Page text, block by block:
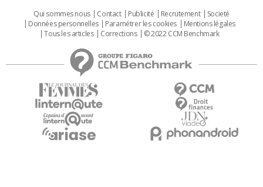
Qui sommes nous Contact Publicité Recrutement
Societé
Données personnelles
Paramétrer les cookies
Mentions légales
Tous les articles
Corrections © 2022 CCM Benchmark